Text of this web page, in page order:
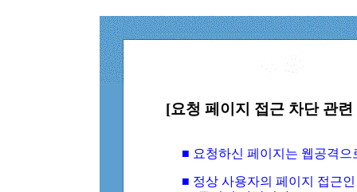
[요청 페이지 접근 차단 관
■ 요청하신 페이지는 웹공격
■ 정상 사용자의 페이지 접근